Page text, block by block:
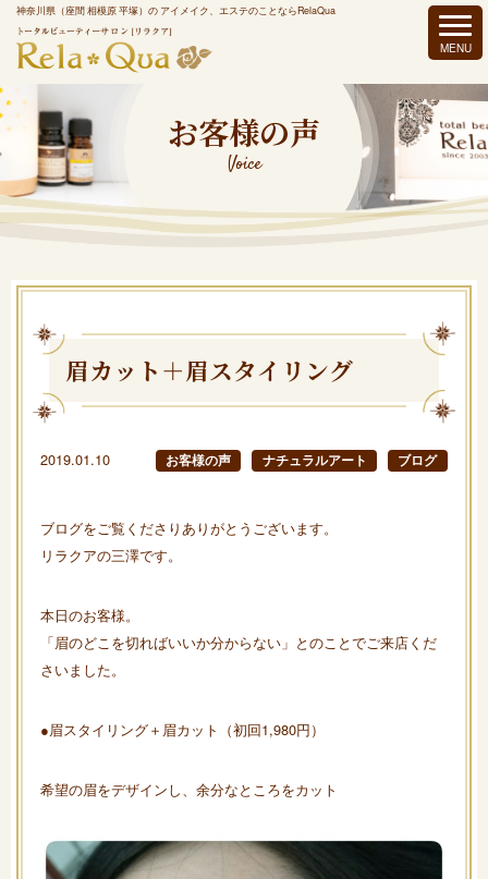
神奈川県（座間 相模原 平塚）の アイメイク、エステのことならRelaQua
お客様の声
Voice
眉カット＋眉スタイリング
2019.01.10 お客様の声 ナチュラルアート ブログ
ブログをご覧くださりありがとうございます。
リラクアの三澤です。
本日のお客様。
「眉のどこを切ればいいか分からない」とのことでご来店くだ
さいました。
●眉スタイリング＋眉カット（初回1,980円）
希望の眉をデザインし、余分なところをカット